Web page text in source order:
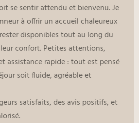
se sentir attendu et bienvenu. Je
à offrir un accueil chaleureux
disponibles tout au long du
confort. Petites attentions,
assistance rapide : tout est pensé
soit fluide, agréable et
satisfaits, des avis positifs, et